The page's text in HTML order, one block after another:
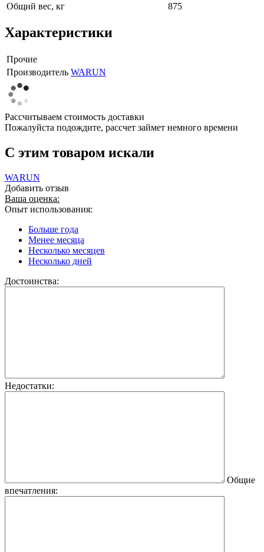
Общий вес, кг
875
Характеристики
Прочие
Производитель WARUN
Рассчитываем стоимость доставки
Пожалуйста подождите, рассчет займет немного времени
C этим товаром искали
WARUN
Добавить отзыв
Ваша оценка:
Опыт использования:
Больше года
Менее месяца
Несколько месяцев
Несколько дней
Достоинства:
Недостатки:
Общие
впечатления: